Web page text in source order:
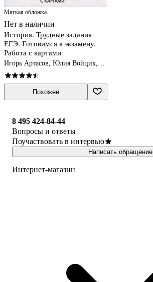
Мягкая обложка
Нет в наличии
История. Трудные задания
ЕГЭ. Готовимся к экзамену.
Работа с картами
Игорь Артасов, Юлия Войцик,
Ольга Мельникова
Похожее
8 495 424-84-44
Вопросы и ответы
Поучаствовать в интервью
Написать обращение
Интернет-магазин